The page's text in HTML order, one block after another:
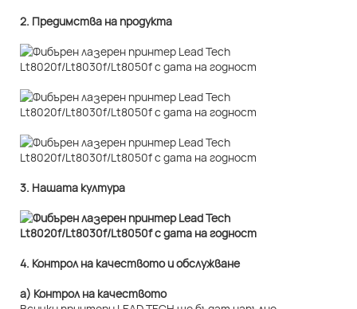
2. Предимства на продукта
3. Нашата култура
4. Контрол на качеството и обслужване
а) Контрол на качеството